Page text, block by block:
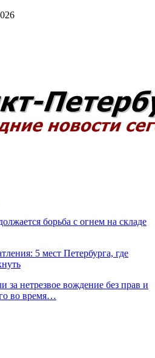
борьба с огнем на складе
5 мест Петербурга, где
за нетрезвое вождение без прав и
во время…